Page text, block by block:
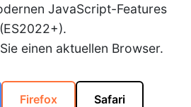
JavaScript-Features
(ES2022+).
einen aktuellen Browser.
Firefox Safari